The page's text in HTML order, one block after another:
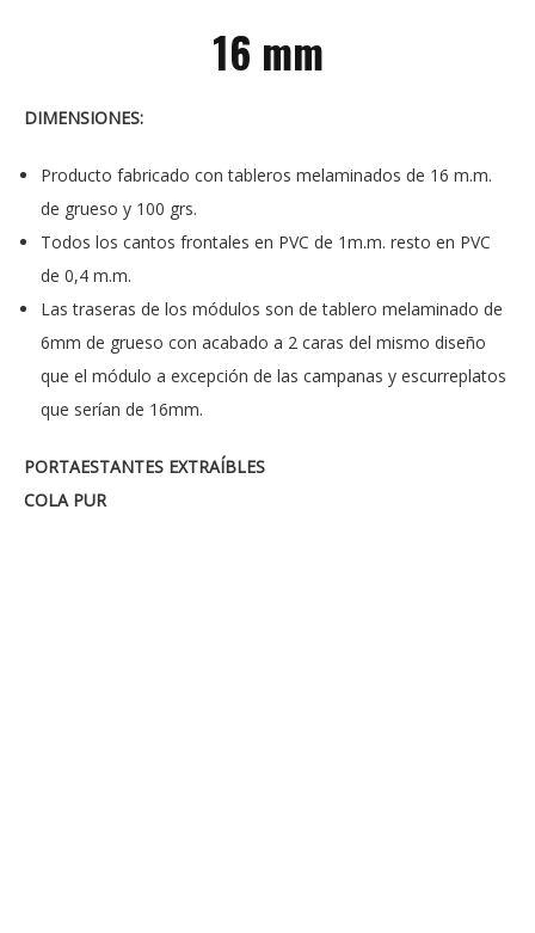
16 mm
DIMENSIONES:
Producto fabricado con tableros melaminados de 16 m.m.
de grueso y 100 grs.
Todos los cantos frontales en PVC de 1m.m. resto en PVC
de 0,4 m.m.
Las traseras de los módulos son de tablero melaminado de
6mm de grueso con acabado a 2 caras del mismo diseño
que el módulo a excepción de las campanas y escurreplatos
que serían de 16mm.
PORTAESTANTES EXTRAÍBLES
COLA PUR